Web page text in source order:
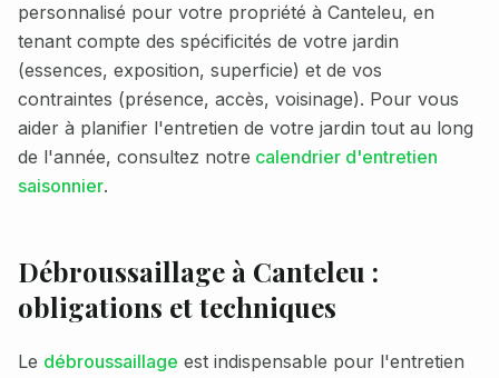
personnalisé pour votre propriété à Canteleu, en
tenant compte des spécificités de votre jardin
(essences, exposition, superficie) et de vos
contraintes (présence, accès, voisinage). Pour vous
aider à planifier l'entretien de votre jardin tout au long
de l'année, consultez notre calendrier d'entretien
saisonnier.
Débroussaillage à Canteleu :
obligations et techniques
Le débroussaillage est indispensable pour l'entretien